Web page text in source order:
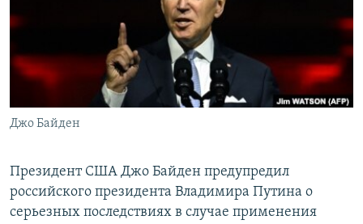
КРЫМ.НЕПОКОРЕННЫЙ
ELIFBE
УКРАИНСКАЯ ПРОБЛЕМА КРЫМА
ПРИСОЕДИНЯЙТЕСЬ!
Все сайты RFE/RL
Джо Байден
Президент США Джо Байден предупредил
российского президента Владимира Путина о
серьезных последствиях в случае применения